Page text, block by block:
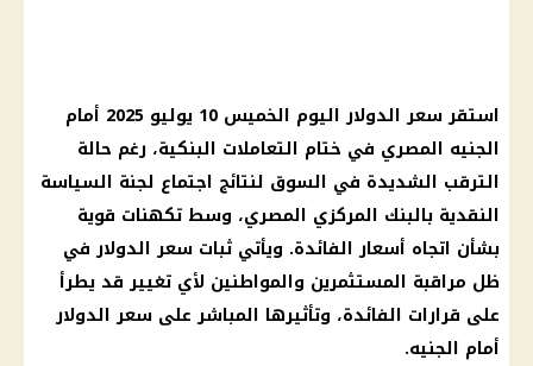
استقر سعر الدولار اليوم الخميس 10 يوليو 2025 أمام
الجنيه المصري في ختام التعاملات البنكية، رغم حالة
الترقب الشديدة في السوق لنتائج اجتماع لجنة السياسة
النقدية بالبنك المركزي المصري، وسط تكهنات قوية
بشأن اتجاه أسعار الفائدة. ويأتي ثبات سعر الدولار في
ظل مراقبة المستثمرين والمواطنين لأي تغيير قد يطرأ
على قرارات الفائدة، وتأثيرها المباشر على سعر الدولار
أمام الجنيه.